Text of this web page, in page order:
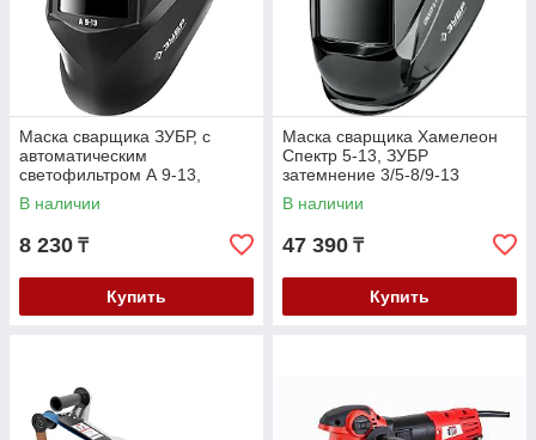
Маска сварщика ЗУБР, с
автоматическим
светофильтром А 9-13,
затемнение 4/9-13, серия
"Профессионал" (11076)
В наличии
8 230 ₸
Купить
Маска сварщика Хамелеон
Спектр 5-13, ЗУБР
затемнение 3/5-8/9-13
(11069_z01)
В наличии
47 390 ₸
Купить